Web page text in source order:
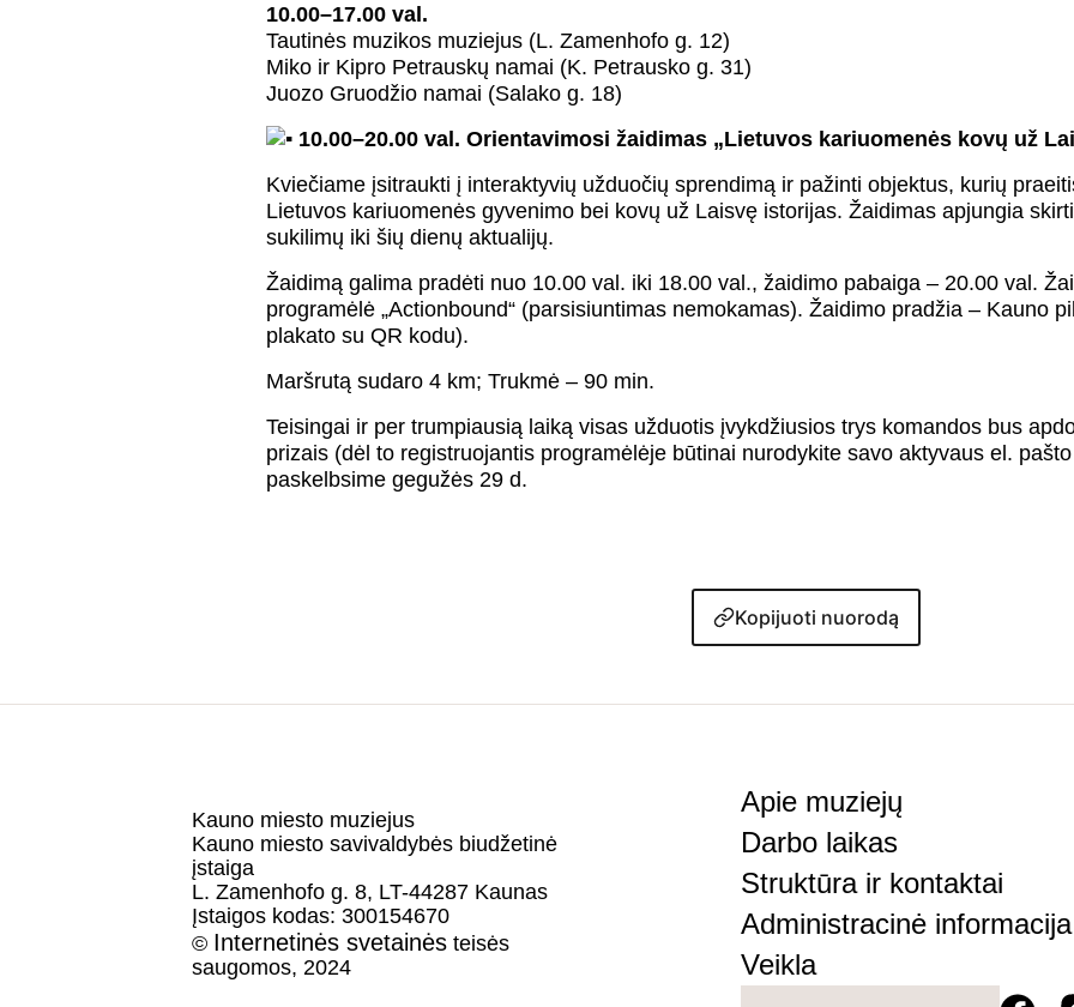
10.00–17.00 val.
Tautinės muzikos muziejus (L. Zamenhofo g. 12)
Miko ir Kipro Petrauskų namai (K. Petrausko g. 31)
Juozo Gruodžio namai (Salako g. 18)
10.00–20.00 val. Orientavimosi žaidimas „Lietuvos kariuomenės kovų už
Kviečiame įsitraukti į interaktyvių užduočių sprendimą ir pažinti objektus, kurių
Lietuvos kariuomenės gyvenimo bei kovų už Laisvę istorijas. Žaidimas apjungia
sukilimų iki šių dienų aktualijų.
Žaidimą galima pradėti nuo 10.00 val. iki 18.00 val., žaidimo pabaiga – 20.00 val.
programėlė „Actionbound“ (parsisiuntimas nemokamas). Žaidimo pradžia – Kauno
plakato su QR kodu).
Maršrutą sudaro 4 km; Trukmė – 90 min.
Teisingai ir per trumpiausią laiką visas užduotis įvykdžiusios trys komandos bus
prizais (dėl to registruojantis programėlėje būtinai nurodykite savo aktyvaus el.
paskelbsime gegužės 29 d.
Kopijuoti nuorodą
Kauno miesto muziejus
Kauno miesto savivaldybės biudžetinė
įstaiga
L. Zamenhofo g. 8, LT-44287 Kaunas
Įstaigos kodas: 300154670
© Internetinės svetainės teisės
saugomos, 2024
Apie muziejų​
Darbo laikas
Struktūra ir kontaktai
Administracinė informacija
Veikla